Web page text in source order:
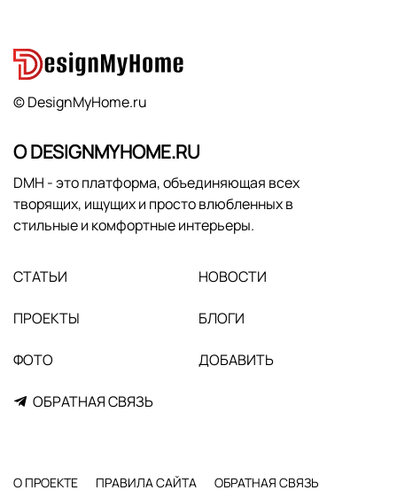
© DesignMyHome.ru
О DESIGNMYHOME.RU
DMH - это платформа, объединяющая всех
творящих, ищущих и просто влюбленных в
стильные и комфортные интерьеры.
СТАТЬИ НОВОСТИ
ПРОЕКТЫ БЛОГИ
ФОТО ДОБАВИТЬ
ОБРАТНАЯ СВЯЗЬ
О ПРОЕКТЕ ПРАВИЛА САЙТА ОБРАТНАЯ СВЯЗЬ